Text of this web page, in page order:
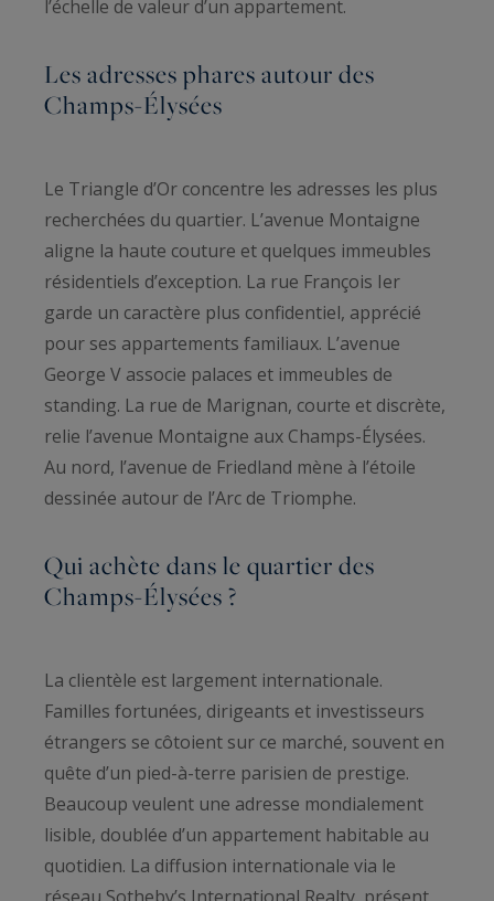
l’échelle de valeur d’un appartement.
Les adresses phares autour des
Champs-Élysées
Le Triangle d’Or concentre les adresses les plus
recherchées du quartier. L’avenue Montaigne
aligne la haute couture et quelques immeubles
résidentiels d’exception. La rue François Ier
garde un caractère plus confidentiel, apprécié
pour ses appartements familiaux. L’avenue
George V associe palaces et immeubles de
standing. La rue de Marignan, courte et discrète,
relie l’avenue Montaigne aux Champs-Élysées.
Au nord, l’avenue de Friedland mène à l’étoile
dessinée autour de l’Arc de Triomphe.
Qui achète dans le quartier des
Champs-Élysées ?
La clientèle est largement internationale.
Familles fortunées, dirigeants et investisseurs
étrangers se côtoient sur ce marché, souvent en
quête d’un pied-à-terre parisien de prestige.
Beaucoup veulent une adresse mondialement
lisible, doublée d’un appartement habitable au
quotidien. La diffusion internationale via le
réseau Sotheby’s International Realty, présent